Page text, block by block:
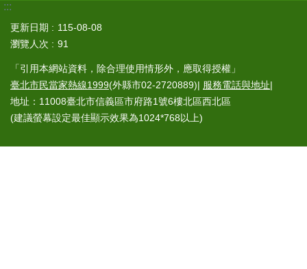
:::
更新日期
115-08-08
瀏覽人次
91
「引用本網站資料，除合理使用情形外，應取得授權」
臺北市民當家熱線1999(外縣市02-2720889)| 服務電話與地址|
地址：11008臺北市信義區市府路1號6樓北區西北區
(建議螢幕設定最佳顯示效果為1024*768以上)